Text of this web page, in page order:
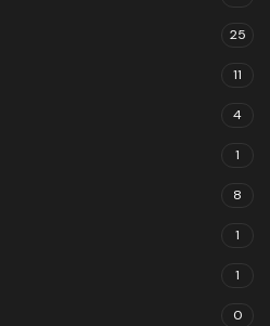
25
11
4
1
8
1
1
0